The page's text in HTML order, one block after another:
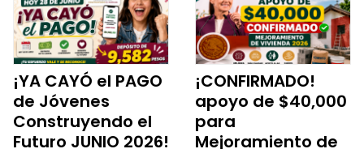
¡YA CAYÓ el PAGO
de Jóvenes
Construyendo el
Futuro JUNIO 2026!
¡CONFIRMADO!
apoyo de $40,000
para
Mejoramiento de